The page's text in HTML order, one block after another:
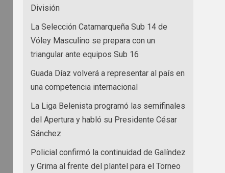
División
La Selección Catamarqueña Sub 14 de
Vóley Masculino se prepara con un
triangular ante equipos Sub 16
Guada Díaz volverá a representar al país en
una competencia internacional
La Liga Belenista programó las semifinales
del Apertura y habló su Presidente César
Sánchez
Policial confirmó la continuidad de Galíndez
y Grima al frente del plantel para el Torneo